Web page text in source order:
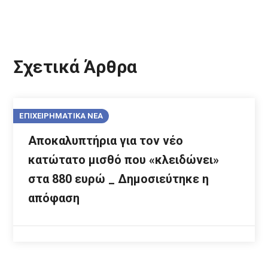
Σχετικά Άρθρα
ΕΠΙΧΕΙΡΗΜΑΤΙΚΑ ΝΕΑ
Αποκαλυπτήρια για τον νέο
κατώτατο μισθό που «κλειδώνει»
στα 880 ευρώ _ Δημοσιεύτηκε η
απόφαση